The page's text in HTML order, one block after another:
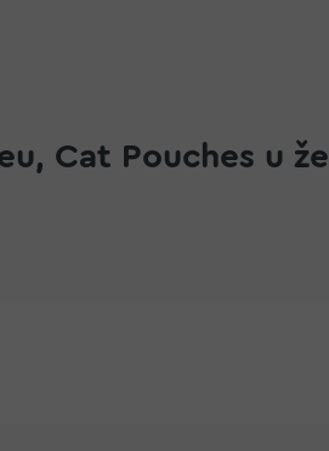
Cat Pouches u